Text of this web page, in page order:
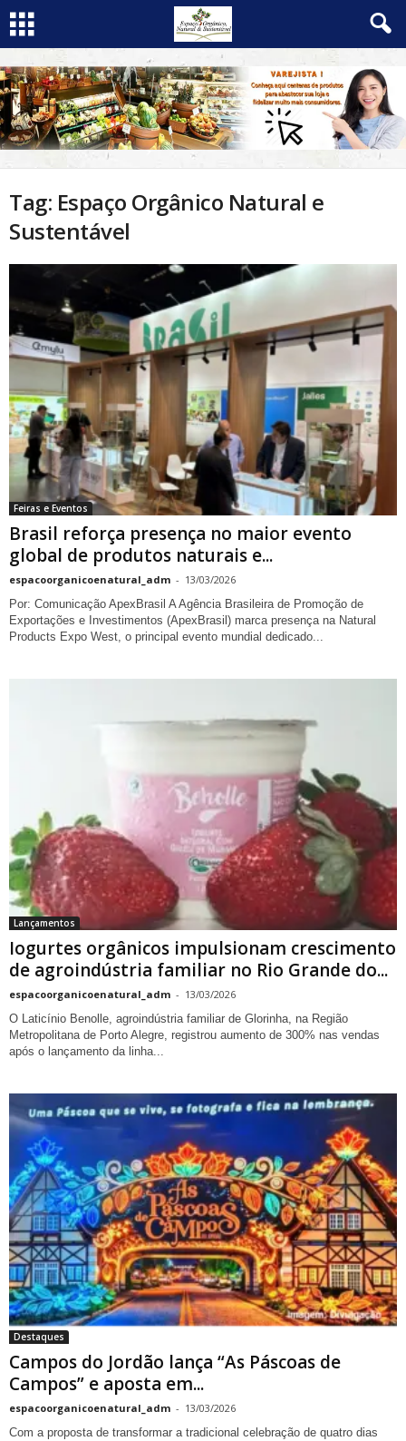
Tag: Espaço Orgânico Natural e
Sustentável
Feiras e Eventos
Brasil reforça presença no maior evento
global de produtos naturais e...
espacoorganicoenatural_adm - 13/03/2026
Por: Comunicação ApexBrasil A Agência Brasileira de Promoção de
Exportações e Investimentos (ApexBrasil) marca presença na Natural
Products Expo West, o principal evento mundial dedicado...
Lançamentos
Iogurtes orgânicos impulsionam crescimento
de agroindústria familiar no Rio Grande do...
espacoorganicoenatural_adm - 13/03/2026
O Laticínio Benolle, agroindústria familiar de Glorinha, na Região
Metropolitana de Porto Alegre, registrou aumento de 300% nas vendas
após o lançamento da linha...
Destaques
Campos do Jordão lança “As Páscoas de
Campos” e aposta em...
espacoorganicoenatural_adm - 13/03/2026
Com a proposta de transformar a tradicional celebração de quatro dias